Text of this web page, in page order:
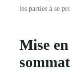
les parties à se
Mise